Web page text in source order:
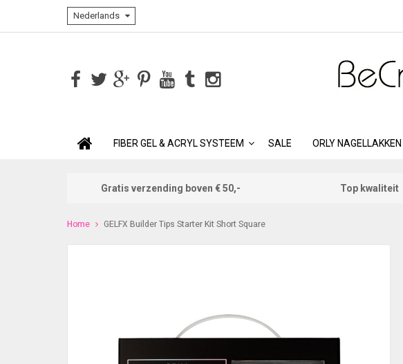
Nederlands
FIBER GEL & ACRYL SYSTEEM SALE ORLY NAGELLAKKEN
Gratis verzending boven € 50,- Top kwaliteit
Home GELFX Builder Tips Starter Kit Short Square